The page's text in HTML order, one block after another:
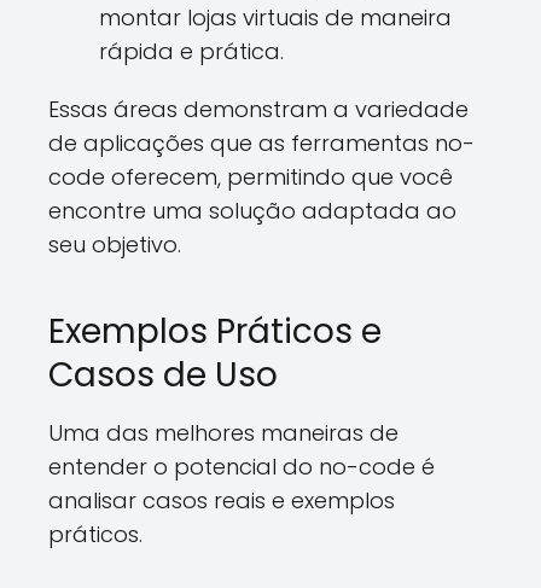
montar lojas virtuais de maneira
rápida e prática.
Essas áreas demonstram a variedade
de aplicações que as ferramentas no-
code oferecem, permitindo que você
encontre uma solução adaptada ao
seu objetivo.
Exemplos Práticos e
Casos de Uso
Uma das melhores maneiras de
entender o potencial do no-code é
analisar casos reais e exemplos
práticos.